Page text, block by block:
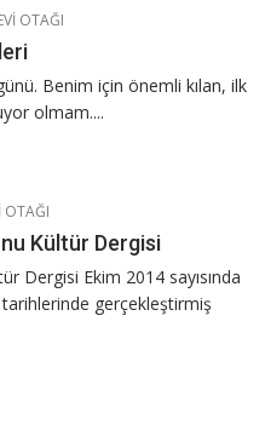
OTAĞI
Benim için önemli kılan, ilk
olmam....
OTAĞI
Kültür Dergisi
Dergisi Ekim 2014 sayısında
gerçekleştirmiş